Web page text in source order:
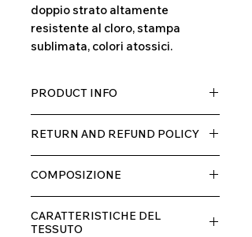
doppio strato altamente
resistente al cloro, stampa
sublimata, colori atossici.
PRODUCT INFO
di elastane, molto comodo per chi lo
indossa grazia alla sua elastcità, in
doppio strato con fodera.
RETURN AND REFUND POLICY
entro 10 giorni dal ricevimento,
rimborseremo il cliente, escluse le
spese di spedizione, non appena
riceveremo la merce resa ed
COMPOSIZIONE
20% ELASTANE
CARATTERISTICHE DEL
TESSUTO